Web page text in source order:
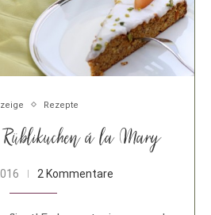
Rezepte
Rüblikuchen á la Mary
2 Kommentare